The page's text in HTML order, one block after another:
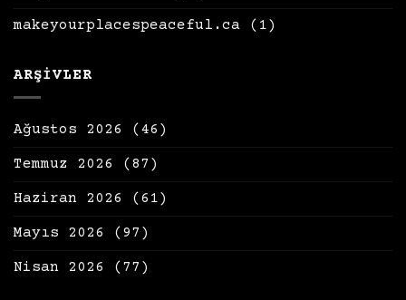
makeyourplacespeaceful.ca (1)
ARŞIVLER
Ağustos 2026 (46)
Temmuz 2026 (87)
Haziran 2026 (61)
Mayıs 2026 (97)
Nisan 2026 (77)